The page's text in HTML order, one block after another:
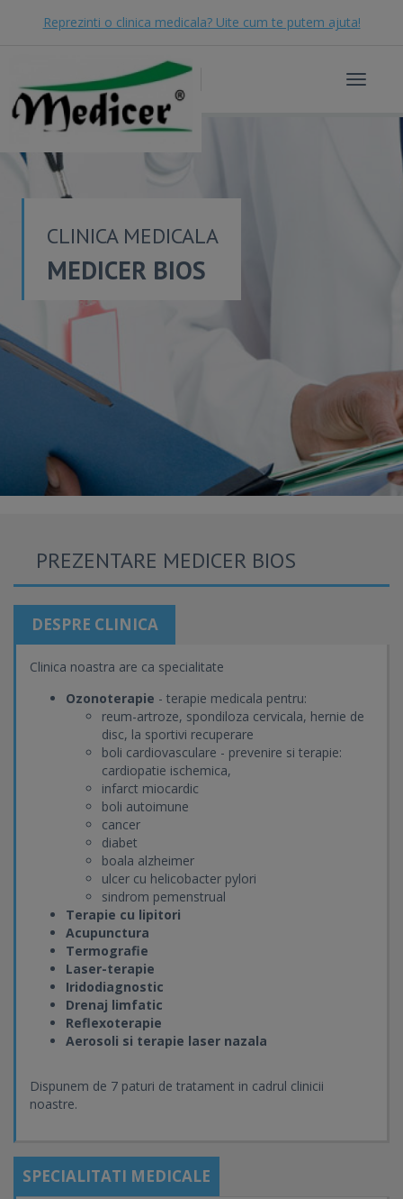
Reprezinti o clinica medicala? Uite cum te putem ajuta!
Toggle
CLINICA MEDICALA
MEDICER BIOS
PREZENTARE MEDICER BIOS
DESPRE CLINICA
Clinica noastra are ca specialitate
Ozonoterapie - terapie medicala pentru:
reum-artroze, spondiloza cervicala, hernie de
disc, la sportivi recuperare
boli cardiovasculare - prevenire si terapie:
cardiopatie ischemica,
infarct miocardic
boli autoimune
cancer
diabet
boala alzheimer
ulcer cu helicobacter pylori
sindrom pemenstrual
Terapie cu lipitori
Acupunctura
Termografie
Laser-terapie
Iridodiagnostic
Drenaj limfatic
Reflexoterapie
Aerosoli si terapie laser nazala
Dispunem de 7 paturi de tratament in cadrul clinicii
noastre.
SPECIALITATI MEDICALE